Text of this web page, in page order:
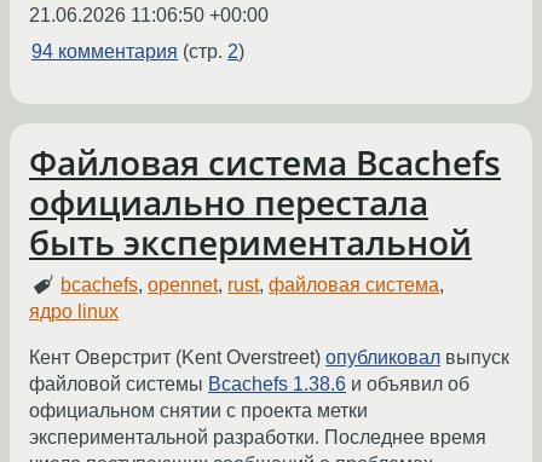
21.06.2026 11:06:50 +00:00
94 комментария (стр. 2)
Файловая система Bcachefs
официально перестала
быть экспериментальной
bcachefs,opennet, rust,файловая система,
ядро linux
Кент Оверстрит (Kent Overstreet) опубликовал выпуск
файловой системы Bcachefs 1.38.6 и объявил об
официальном снятии с проекта метки
экспериментальной разработки. Последнее время